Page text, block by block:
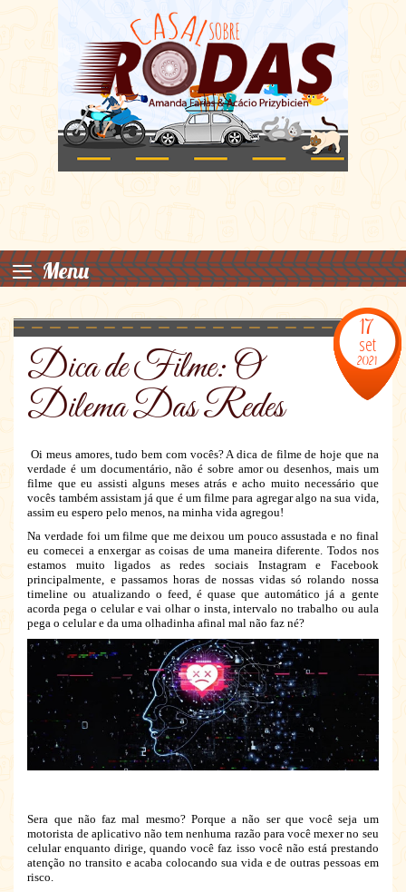
≡ Menu
17
set
2021
Dica de Filme: O
Dilema Das Redes
Oi meus amores, tudo bem com vocês? A dica de filme de hoje que na
verdade é um documentário, não é sobre amor ou desenhos, mais um
filme que eu assisti alguns meses atrás e acho muito necessário que
vocês também assistam já que é um filme para agregar algo na sua vida,
assim eu espero pelo menos, na minha vida agregou!
Na verdade foi um filme que me deixou um pouco assustada e no final
eu comecei a enxergar as coisas de uma maneira diferente. Todos nos
estamos muito ligados as redes sociais Instagram e Facebook
principalmente, e passamos horas de nossas vidas só rolando nossa
timeline ou atualizando o feed, é quase que automático já a gente
acorda pega o celular e vai olhar o insta, intervalo no trabalho ou aula
pega o celular e da uma olhadinha afinal mal não faz né?
Sera que não faz mal mesmo? Porque a não ser que você seja um
motorista de aplicativo não tem nenhuma razão para você mexer no seu
celular enquanto dirige, quando você faz isso você não está prestando
atenção no transito e acaba colocando sua vida e de outras pessoas em
risco.